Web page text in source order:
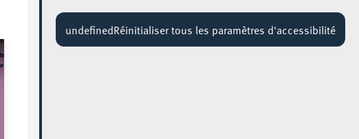
undefinedRéinitialiser tous les paramètres d'accessibilité